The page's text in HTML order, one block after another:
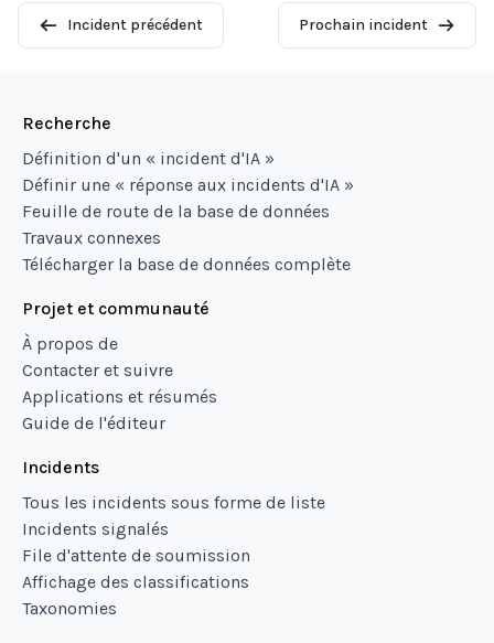
Incident précédent Prochain incident
Recherche
Définition d'un « incident d'IA »
Définir une « réponse aux incidents d'IA »
Feuille de route de la base de données
Travaux connexes
Télécharger la base de données complète
Projet et communauté
À propos de
Contacter et suivre
Applications et résumés
Guide de l'éditeur
Incidents
Tous les incidents sous forme de liste
Incidents signalés
File d'attente de soumission
Affichage des classifications
Taxonomies